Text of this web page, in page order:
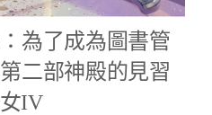
為了成為圖書管
二部神殿的見習
IV